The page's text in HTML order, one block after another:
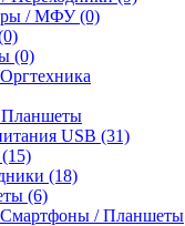
/ МФУ (0)
(0)
USB (31)
(18)
(6)
Смартфоны / Планшеты